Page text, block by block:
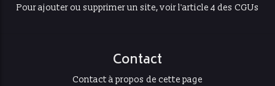
Pour ajouter ou supprimer un site, voir l'article 4 des CGUs
Contact
Contact à propos de cette page